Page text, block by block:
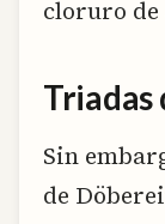
cloruro de
Sin
de